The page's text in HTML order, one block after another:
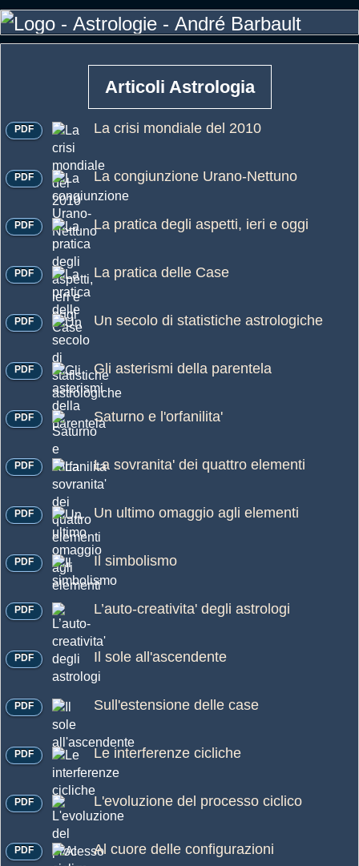
Articoli Astrologia
La crisi mondiale del 2010
PDF
La congiunzione Urano-Nettuno
PDF
La pratica degli aspetti, ieri e oggi
PDF
La pratica delle Case
PDF
Un secolo di statistiche astrologiche
PDF
Gli asterismi della parentela
PDF
Saturno e l'orfanilita'
PDF
La sovranita' dei quattro elementi
PDF
Un ultimo omaggio agli elementi
PDF
Il simbolismo
PDF
L’auto-creativita' degli astrologi
PDF
Il sole all'ascendente
PDF
Sull'estensione delle case
PDF
Le interferenze cicliche
PDF
L'evoluzione del processo ciclico
PDF
Al cuore delle configurazioni
PDF